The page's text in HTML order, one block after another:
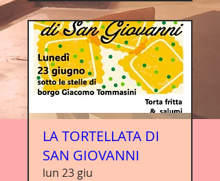
LA TORTELLATA DI
SAN GIOVANNI
lun 23 giu